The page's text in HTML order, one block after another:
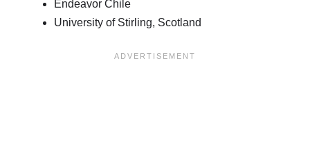
Endeavor Chile
University of Stirling, Scotland